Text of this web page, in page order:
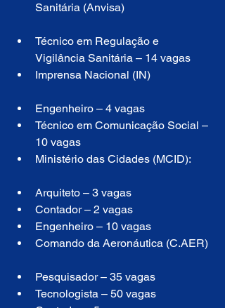
Sanitária (Anvisa)
Técnico em Regulação e
Vigilância Sanitária – 14 vagas
Imprensa Nacional (IN)
Engenheiro – 4 vagas
Técnico em Comunicação Social –
10 vagas
Ministério das Cidades (MCID):
Arquiteto – 3 vagas
Contador – 2 vagas
Engenheiro – 10 vagas
Comando da Aeronáutica (C.AER)
Pesquisador – 35 vagas
Tecnologista – 50 vagas